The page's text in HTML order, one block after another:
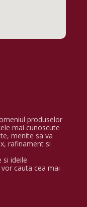
produselor
mai cunoscute
menite sa va
rafinament si
si ideile
cauta cea mai